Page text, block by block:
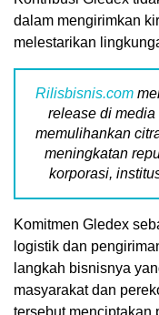
dalam mengirimkan
melestarikan
Rilisbisnis.com
release di
memulihankan
meningkatan
korporasi,
Komitmen Gledex
logistik dan
langkah bisnisnya
masyarakat dan